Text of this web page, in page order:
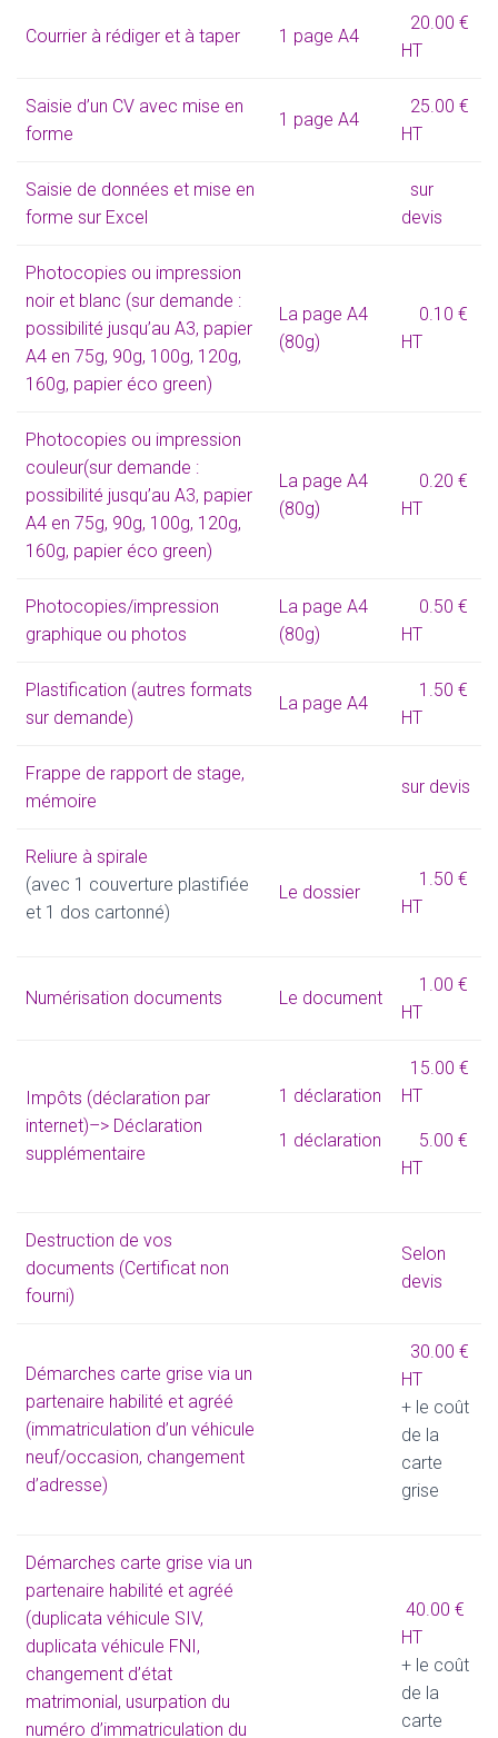
Courrier à rédiger et à taper 1 page A4
20.00 €
HT
Saisie d’un CV avec mise en
forme
1 page A4
25.00 €
HT
Saisie de données et mise en
forme sur Excel
sur
devis
Photocopies ou impression
noir et blanc (sur demande :
possibilité jusqu’au A3, papier
A4 en 75g, 90g, 100g, 120g,
160g, papier éco green)
La page A4
(80g)
0.10 €
HT
Photocopies ou impression
couleur(sur demande :
possibilité jusqu’au A3, papier
A4 en 75g, 90g, 100g, 120g,
160g, papier éco green)
La page A4
(80g)
0.20 €
HT
Photocopies/impression
graphique ou photos
La page A4
(80g)
0.50 €
HT
Plastification (autres formats
sur demande)
La page A4
1.50 €
HT
Frappe de rapport de stage,
mémoire
sur devis
Reliure à spirale
(avec 1 couverture plastifiée
et 1 dos cartonné)
Le dossier
1.50 €
HT
Numérisation documents Le document
1.00 €
HT
Impôts (déclaration par
internet)–> Déclaration
supplémentaire
1 déclaration
1 déclaration
15.00 €
HT
5.00 €
HT
Destruction de vos
documents (Certificat non
fourni)
Selon
devis
Démarches carte grise via un
partenaire habilité et agréé
(immatriculation d’un véhicule
neuf/occasion, changement
d’adresse)
30.00 €
HT
+ le coût
de la
carte
grise
Démarches carte grise via un
partenaire habilité et agréé
(duplicata véhicule SIV,
duplicata véhicule FNI,
changement d’état
matrimonial, usurpation du
numéro d’immatriculation du
40.00 €
HT
+ le coût
de la
carte